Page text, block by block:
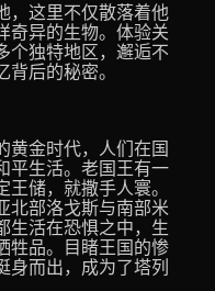
，这里不仅散落着他
奇异的生物。体验关
个独特地区，邂逅不
后的秘密。
黄金时代，人们在国
平生活。老国王有一
储，就撒手人寰。
北部洛戈斯与南部米
生活在恐惧之中，生
牲品。目睹王国的惨
身而出，成为了塔列